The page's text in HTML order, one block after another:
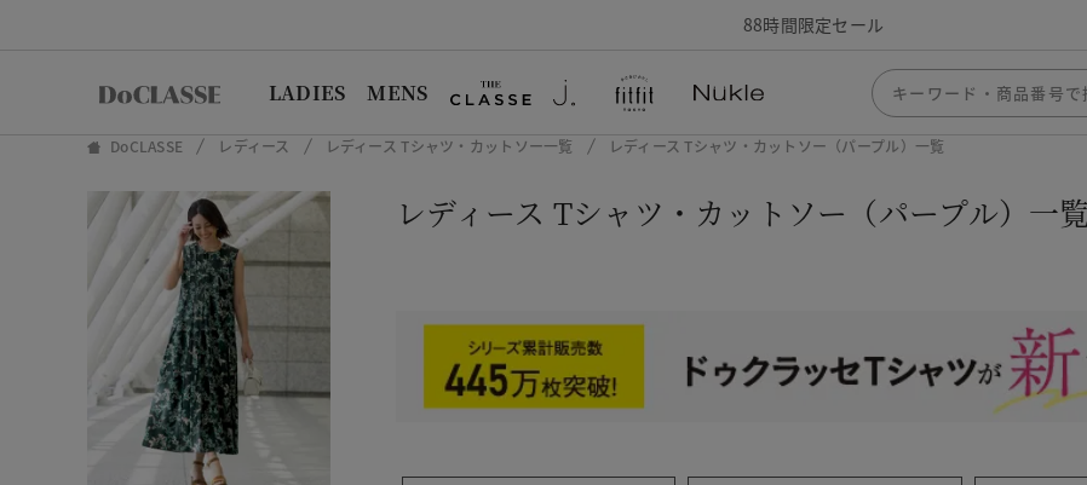
88時間限定セール
LADIES MENS
DoCLASSE レディース レディース Tシャツ・カットソー一覧 レディース Tシャツ・カットソー（パープル）一覧
レディース Tシャツ・カットソー（パープル）一覧